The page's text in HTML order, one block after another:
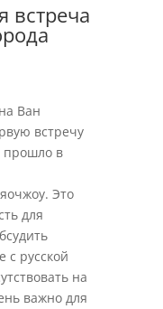
встреча
Ван
встречу
прошло в
Это
для
с русской
на
важно для